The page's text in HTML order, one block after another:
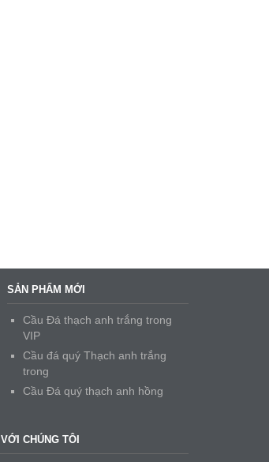
SẢN PHẨM MỚI
Cầu Đá thạch anh trắng trong
VIP
Cầu đá quý Thạch anh trắng
trong
Cầu Đá quý thạch anh hồng
VỚI CHÚNG TÔI